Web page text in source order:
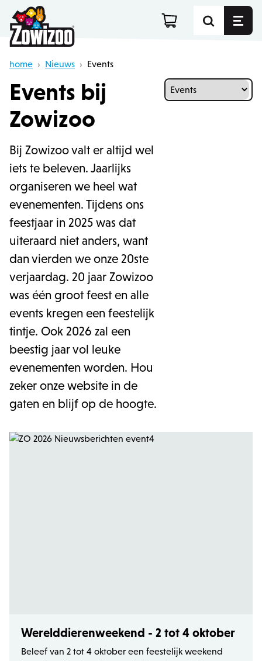
home › Nieuws › Events
Events bij
Zowizoo
Bij Zowizoo valt er altijd wel
iets te beleven. Jaarlijks
organiseren we heel wat
evenementen. Tijdens ons
feestjaar in 2025 was dat
uiteraard niet anders, want
dan vierden we onze 20ste
verjaardag. 20 jaar Zowizoo
was één groot feest en alle
events kregen een feestelijk
tintje. Ook 2026 zal een
beestig jaar vol leuke
evenementen worden. Hou
zeker onze website in de
gaten en blijf op de hoogte.
Werelddierenweekend - 2 tot 4 oktober
Beleef van 2 tot 4 oktober een feestelijk weekend